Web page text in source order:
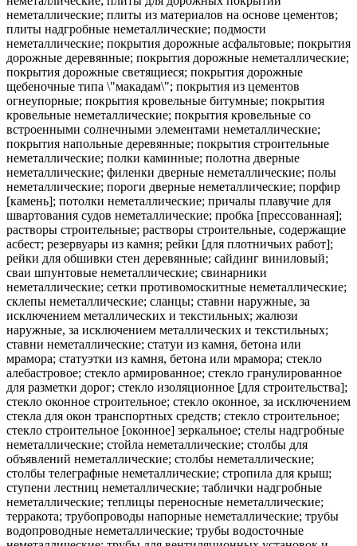
неметаллические; плиты из материалов на основе цементов;
плиты надгробные неметаллические; подмости
неметаллические; покрытия дорожные асфальтовые; покрытия
дорожные деревянные; покрытия дорожные неметаллические;
покрытия дорожные светящиеся; покрытия дорожные
щебеночные типа \"макадам\"; покрытия из цементов
огнеупорные; покрытия кровельные битумные; покрытия
кровельные неметаллические; покрытия кровельные со
встроенными солнечными элементами неметаллические;
покрытия напольные деревянные; покрытия строительные
неметаллические; полки каминные; полотна дверные
неметаллические; филенки дверные неметаллические; полы
неметаллические; пороги дверные неметаллические; порфир
[камень]; потолки неметаллические; причалы плавучие для
швартования судов неметаллические; пробка [прессованная];
растворы строительные; растворы строительные, содержащие
асбест; резервуары из камня; рейки [для плотничьих работ];
рейки для обшивки стен деревянные; сайдинг виниловый;
сваи шпунтовые неметаллические; свинарники
неметаллические; сетки противомоскитные неметаллические;
склепы неметаллические; сланцы; ставни наружные, за
исключением металлических и текстильных; жалюзи
наружные, за исключением металлических и текстильных;
ставни неметаллические; статуи из камня, бетона или
мрамора; статуэтки из камня, бетона или мрамора; стекло
алебастровое; стекло армированное; стекло гранулированное
для разметки дорог; стекло изоляционное [для строительства];
стекло оконное строительное; стекло оконное, за исключением
стекла для окон транспортных средств; стекло строительное;
стекло строительное [оконное] зеркальное; стелы надгробные
неметаллические; стойла неметаллические; столбы для
объявлений неметаллические; столбы неметаллические;
столбы телеграфные неметаллические; стропила для крыш;
ступени лестниц неметаллические; таблички надгробные
неметаллические; теплицы переносные неметаллические;
терракота; трубопроводы напорные неметаллические; трубы
водопроводные неметаллические; трубы водосточные